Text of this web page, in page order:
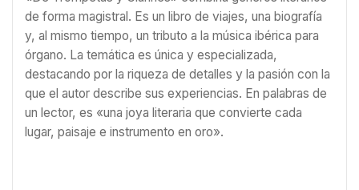
de forma magistral. Es un libro de viajes, una biografía
y, al mismo tiempo, un tributo a la música ibérica para
órgano. La temática es única y especializada,
destacando por la riqueza de detalles y la pasión con la
que el autor describe sus experiencias. En palabras de
un lector, es «una joya literaria que convierte cada
lugar, paisaje e instrumento en oro».